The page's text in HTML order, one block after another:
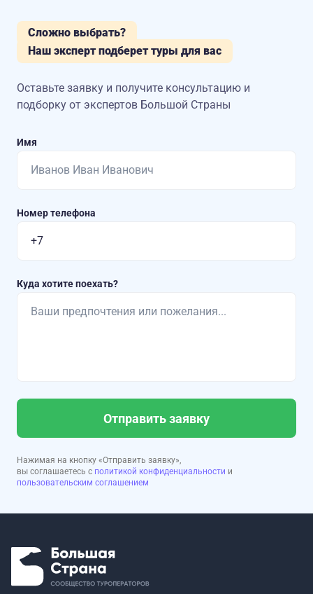
Сложно выбрать?
Наш эксперт подберет туры для вас
Оставьте заявку и получите консультацию и
подборку от экспертов Большой Страны
Имя
Номер телефона
Куда хотите поехать?
Отправить заявку
Нажимая на кнопку «Отправить заявку»,
вы соглашаетесь с политикой конфиденциальности и
пользовательским соглашением